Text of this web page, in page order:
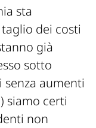
sta
dei costi
già
sotto
aumenti
siamo certi
non